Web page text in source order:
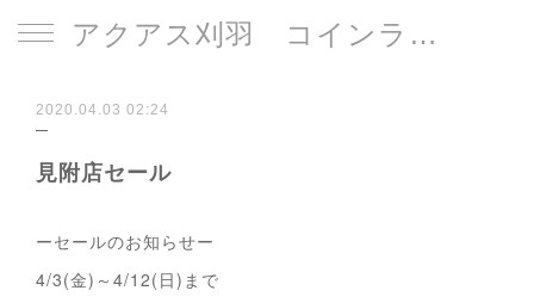
アクアス刈羽 コインランドリー
2020.04.03 02:24
見附店セール
ーセールのお知らせー
4/3(金)～4/12(日)まで